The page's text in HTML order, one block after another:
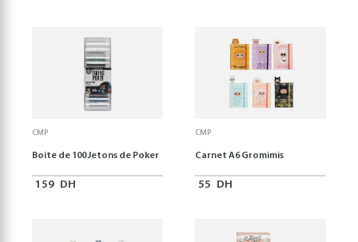
CMP
Boite de 100 Jetons de Poker
159 DH
CMP
Carnet A6 Gromimis
55 DH